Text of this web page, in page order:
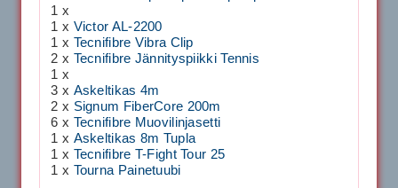
1 x
1 x Victor AL-2200
1 x Tecnifibre Vibra Clip
2 x Tecnifibre Jännityspiikki Tennis
1 x
3 x Askeltikas 4m
2 x Signum FiberCore 200m
6 x Tecnifibre Muovilinjasetti
1 x Askeltikas 8m Tupla
1 x Tecnifibre T-Fight Tour 25
1 x Tourna Painetuubi